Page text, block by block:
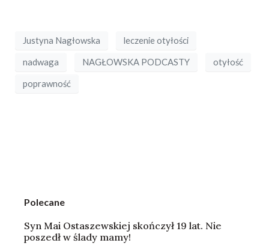
Justyna Nagłowska leczenie otyłości
nadwaga NAGŁOWSKA PODCASTY otyłość
poprawność
Polecane
Syn Mai Ostaszewskiej skończył 19 lat. Nie
poszedł w ślady mamy!